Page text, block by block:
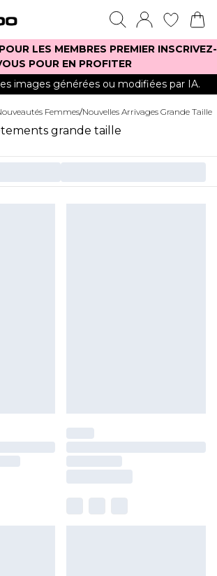
LES MEMBRES PREMIER INSCRIVEZ-
POUR EN PROFITER
images générées ou modifiées par IA.
Femmes/Nouvelles Arrivages Grande Taille
grande taille